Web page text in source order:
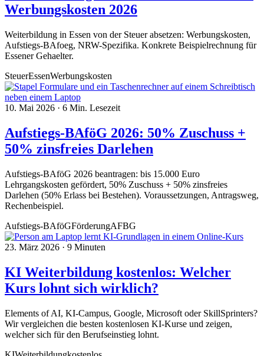
Werbungskosten 2026
Weiterbildung in Essen von der Steuer absetzen: Werbungskosten,
Aufstiegs-BAfoeg, NRW-Spezifika. Konkrete Beispielrechnung für
Essener Gehaelter.
SteuerEssenWerbungskosten
10. Mai 2026 · 6 Min. Lesezeit
Aufstiegs-BAföG 2026: 50% Zuschuss +
50% zinsfreies Darlehen
Aufstiegs-BAföG 2026 beantragen: bis 15.000 Euro
Lehrgangskosten gefördert, 50% Zuschuss + 50% zinsfreies
Darlehen (50% Erlass bei Bestehen). Voraussetzungen, Antragsweg,
Rechenbeispiel.
Aufstiegs-BAföGFörderungAFBG
23. März 2026 · 9 Minuten
KI Weiterbildung kostenlos: Welcher
Kurs lohnt sich wirklich?
Elements of AI, KI-Campus, Google, Microsoft oder SkillSprinters?
Wir vergleichen die besten kostenlosen KI-Kurse und zeigen,
welcher sich für den Berufseinstieg lohnt.